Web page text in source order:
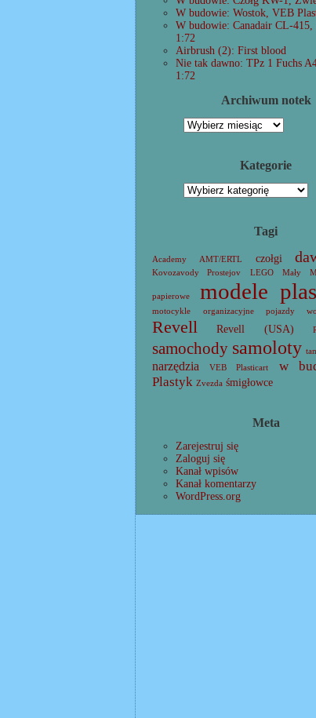
W budowie: Wostok, VEB
W budowie: Canadair CL-415,
1:72
Airbrush (2): First blood
Nie tak dawno: TPz 1 Fuchs
1:72
Archiwum notek
Archiwum
Kategorie
Kategorie
Tagi
Academy AMT/ERTL czołgi
Kovozavody Prostejov LEGO Mały
papierowe modele
motocykle organizacyjne pojazdy
Revell Revell (USA)
samochody samoloty
narzędzia
VEB Plasticart w
Plastyk Zvezda śmigłowce
Meta
Zarejestruj się
Zaloguj się
Kanał wpisów
Kanał komentarzy
WordPress.org